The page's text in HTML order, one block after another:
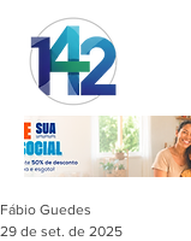
Fábio Guedes
29 de set. de 2025